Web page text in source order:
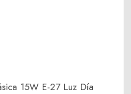
15W E-27 Luz Día